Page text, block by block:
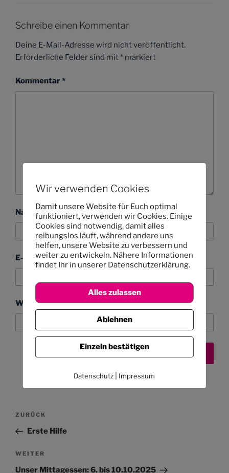
Schreibe einen Kommentar
Deine E-Mail-Adresse wird nicht veröffentlicht.
Erforderliche Felder sind mit* markiert
Kommentar*
Name
E-Mail-Adresse
Website
Beitragsnavigation
Vorheriger
Beitrag
ZURÜCK
Erste Hilfe
Nächster
Beitrag
WEITER
Unser Mittagessen: 6. bis 10.10.2025
Wir verwenden Cookies
Damit unsere Website für Euch optimal
funktioniert, verwenden wir Cookies. Einige
Cookies sind notwendig, damit alles
reibungslos läuft, während andere uns
helfen, unsere Website zu verbessern und
weiter zu entwickeln. Nähere Informationen
findet Ihr in unserer Datenschutzerklärung.
Alles zulassen
Ablehnen
Einzeln bestätigen
Datenschutz Impressum